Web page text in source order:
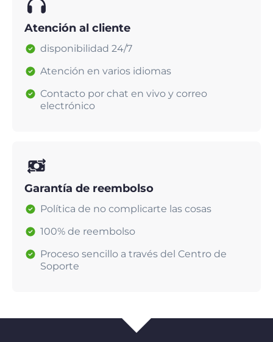
Atención al cliente
disponibilidad 24/7
Atención en varios idiomas
Contacto por chat en vivo y correo
electrónico
Garantía de reembolso
Política de no complicarte las cosas
100% de reembolso
Proceso sencillo a través del Centro de
Soporte